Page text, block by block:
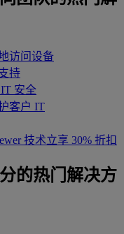
访问设备
持
安全
客户 IT
技术立享 30% 折扣
的热门解决方